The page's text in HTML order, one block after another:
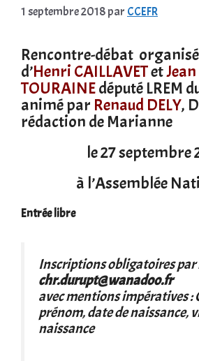
1 septembre 2018par CCEFR
Rencontre-débat
d’Henri CAILLAVETet
TOURAINEdéputé LREM
animé par Renaud DELY,
rédaction de Marianne
le 27 septembre
à l’Assemblée
Entrée libre
Inscriptions obligatoires par
chr.durupt@wanadoo.fr
avec mentions impératives :
prénom, date de naissance,
naissance